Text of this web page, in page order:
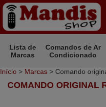
Lista de
Marcas
Comandos de Ar
Condicionado
Início > Marcas > Comando
COMANDO ORIGINAL